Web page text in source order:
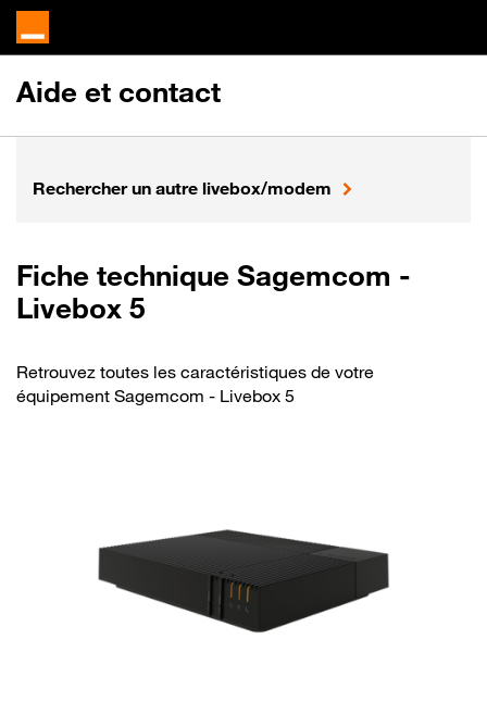
Aide et contact
Rechercher un autre livebox/modem
Fiche technique Sagemcom -
Livebox 5
Retrouvez toutes les caractéristiques de votre
équipement Sagemcom - Livebox 5